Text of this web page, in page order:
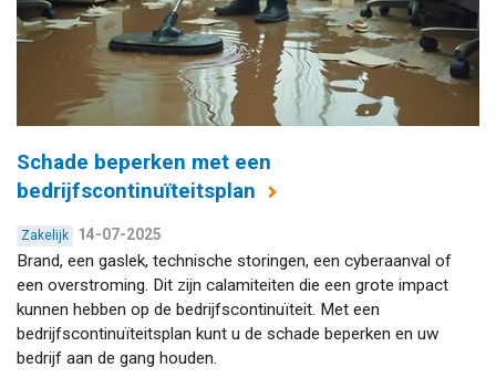
Schade beperken met een
bedrijfscontinuïteitsplan
Zakelijk 14-07-2025
Brand, een gaslek, technische storingen, een cyberaanval of
een overstroming. Dit zijn calamiteiten die een grote impact
kunnen hebben op de bedrijfscontinuïteit. Met een
bedrijfscontinuïteitsplan kunt u de schade beperken en uw
bedrijf aan de gang houden.